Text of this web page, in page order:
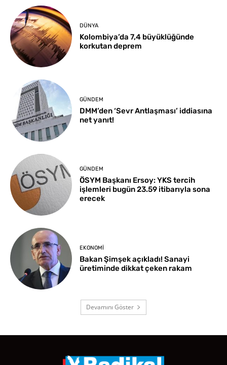
DÜNYA
Kolombiya’da 7,4 büyüklüğünde
korkutan deprem
GÜNDEM
DMM’den ‘Sevr Antlaşması’ iddiasına
net yanıt!
GÜNDEM
ÖSYM Başkanı Ersoy: YKS tercih
işlemleri bugün 23.59 itibarıyla sona
erecek
EKONOMI
Bakan Şimşek açıkladı! Sanayi
üretiminde dikkat çeken rakam
Devamını Göster